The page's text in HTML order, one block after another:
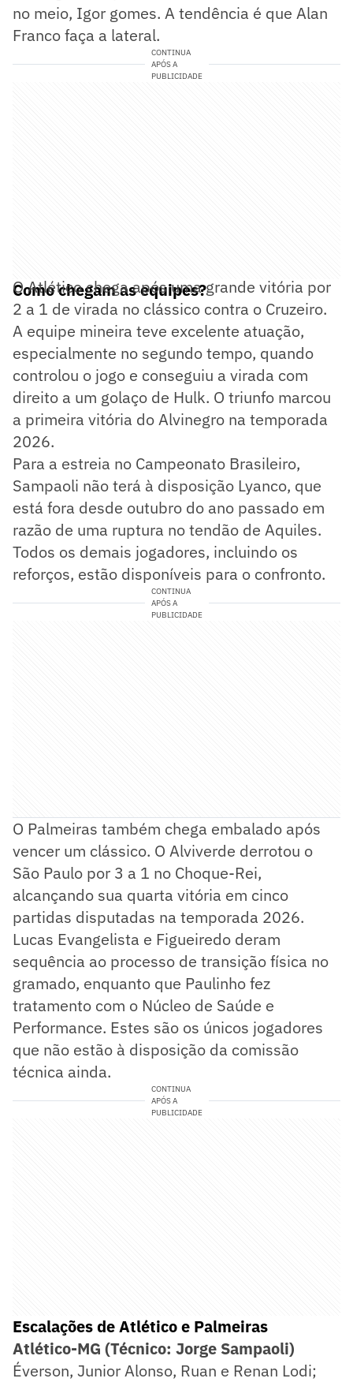
no meio, Igor gomes. A tendência é que Alan
Franco faça a lateral.
CONTINUA
APÓS A
PUBLICIDADE
Como chegam as equipes?
O Atlético chega após uma grande vitória por
2 a 1 de virada no clássico contra o Cruzeiro.
A equipe mineira teve excelente atuação,
especialmente no segundo tempo, quando
controlou o jogo e conseguiu a virada com
direito a um golaço de Hulk. O triunfo marcou
a primeira vitória do Alvinegro na temporada
2026.
Para a estreia no Campeonato Brasileiro,
Sampaoli não terá à disposição Lyanco, que
está fora desde outubro do ano passado em
razão de uma ruptura no tendão de Aquiles.
Todos os demais jogadores, incluindo os
reforços, estão disponíveis para o confronto.
CONTINUA
APÓS A
PUBLICIDADE
O Palmeiras também chega embalado após
vencer um clássico. O Alviverde derrotou o
São Paulo por 3 a 1 no Choque-Rei,
alcançando sua quarta vitória em cinco
partidas disputadas na temporada 2026.
Lucas Evangelista e Figueiredo deram
sequência ao processo de transição física no
gramado, enquanto que Paulinho fez
tratamento com o Núcleo de Saúde e
Performance. Estes são os únicos jogadores
que não estão à disposição da comissão
técnica ainda.
CONTINUA
APÓS A
PUBLICIDADE
Escalações de Atlético e Palmeiras
Atlético-MG (Técnico: Jorge Sampaoli)
Éverson, Junior Alonso, Ruan e Renan Lodi;